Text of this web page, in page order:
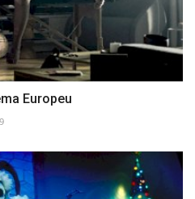
Europeu